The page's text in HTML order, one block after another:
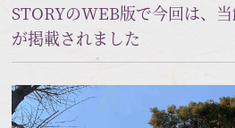
STORYのWEB版で今回は、当
が掲載されました